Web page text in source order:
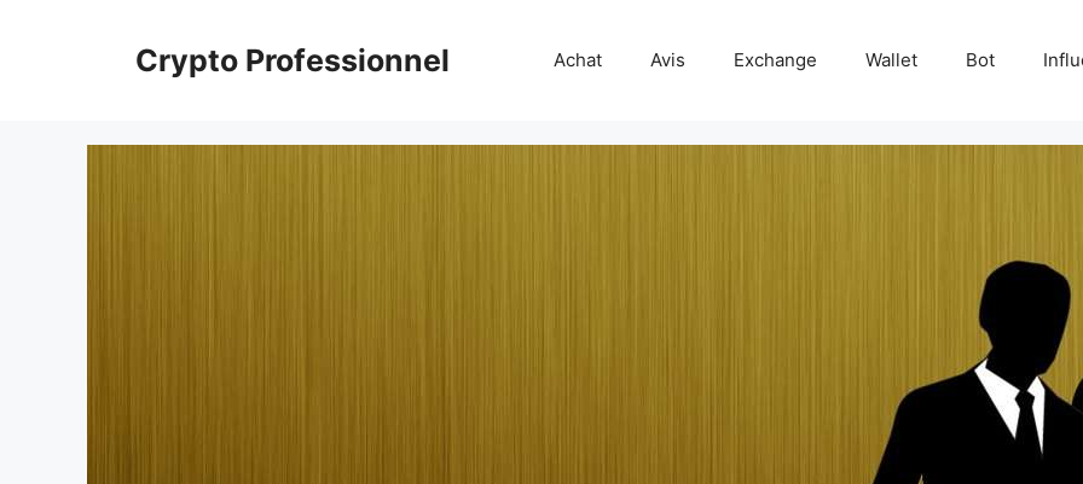
Crypto Professionnel Achat Avis Exchange Wallet Bot